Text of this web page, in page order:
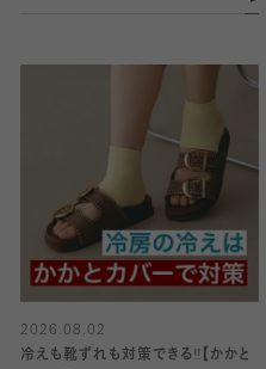
2026.08.02
冷えも靴ずれも対策できる‼️【かかと